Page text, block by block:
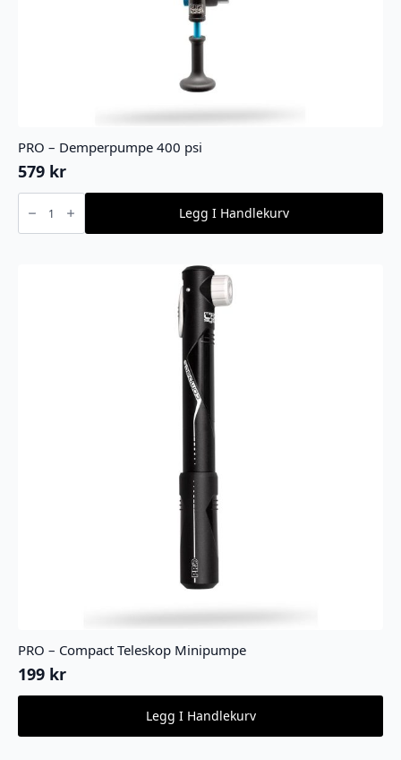
PRO – Demperpumpe 400 psi
579 kr
PRO
Demperpumpe
400
Legg I Handlekurv
PRO – Compact Teleskop Minipumpe
199 kr
Legg I Handlekurv